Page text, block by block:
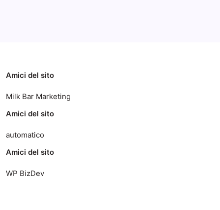
Amici del sito
Milk Bar Marketing
Amici del sito
automatico
Amici del sito
WP BizDev